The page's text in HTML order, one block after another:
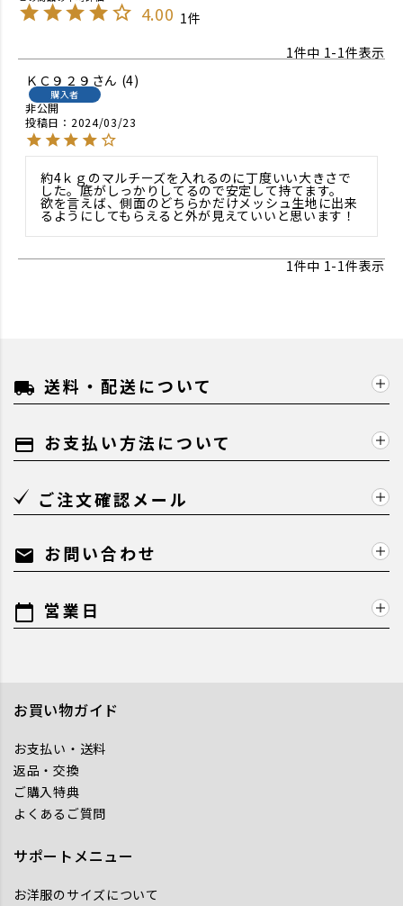
4.00 1
1件中 1-1件表示
ＫＣ９２９
4
購入者
非公開
投稿日
2024/03/23
約4ｋｇのマルチーズを入れるのに丁度いい大きさで
した。底がしっかりしてるので安定して持てます。
欲を言えば、側面のどちらかだけメッシュ生地に出来
るようにしてもらえると外が見えていいと思います！
1件中 1-1件表示
local_shipping 送料・配送について
payment お支払い方法について
ご注文確認メール
mail お問い合わせ
calendar_today 営業日
お買い物ガイド
お支払い・送料
返品・交換
ご購入特典
よくあるご質問
サポートメニュー
お洋服のサイズについて